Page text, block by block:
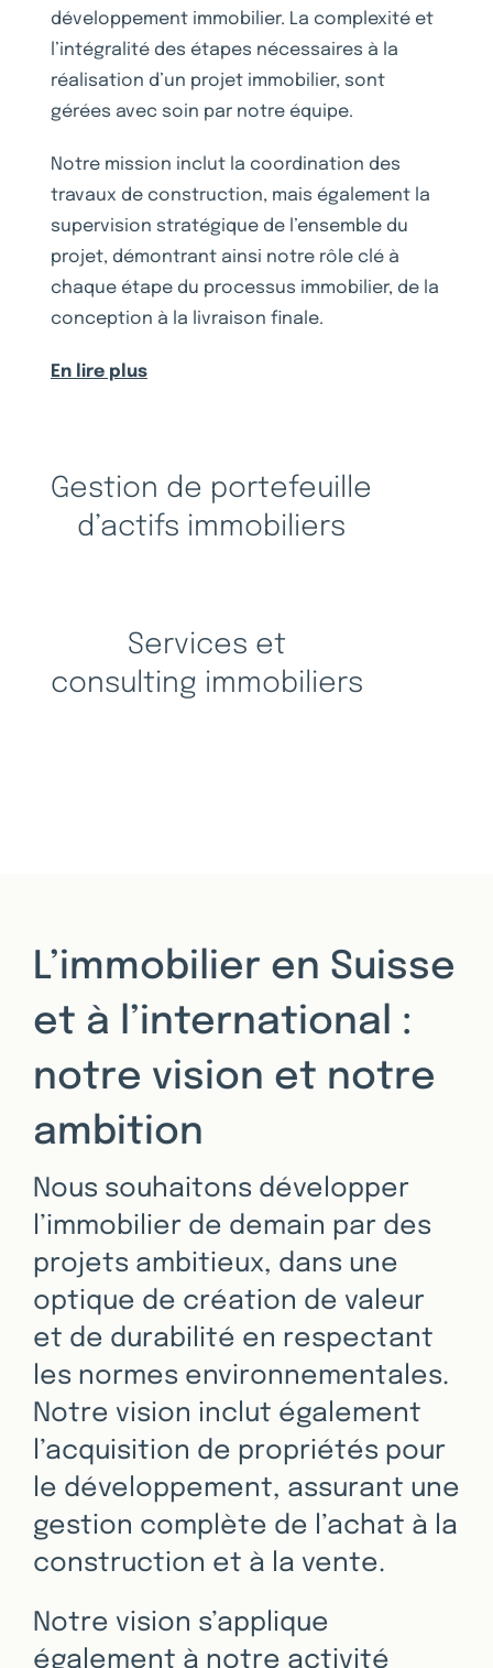
développement immobilier. La complexité et
l’intégralité des étapes nécessaires à la
réalisation d’un projet immobilier, sont
gérées avec soin par notre équipe.
Notre mission inclut la coordination des
travaux de construction, mais également la
supervision stratégique de l’ensemble du
projet, démontrant ainsi notre rôle clé à
chaque étape du processus immobilier, de la
conception à la livraison finale.
En lire plus
Gestion de portefeuille
d’actifs immobiliers
Services et
consulting immobiliers
L’immobilier en Suisse
et à l’international :
notre vision et notre
ambition
Nous souhaitons développer
l’immobilier de demain par des
projets ambitieux, dans une
optique de création de valeur
et de durabilité en respectant
les normes environnementales.
Notre vision inclut également
l’acquisition de propriétés pour
le développement, assurant une
gestion complète de l’achat à la
construction et à la vente.
Notre vision s’applique
également à notre activité